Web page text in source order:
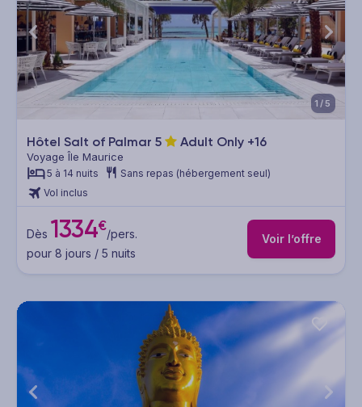
1/5
Hôtel Salt of Palmar 5 Adult Only +16
Voyage Île Maurice
5 à 14 nuits
Sans repas (hébergement seul)
Vol inclus
Dès 1334€/pers.
pour 8 jours / 5 nuits
Voir l’offre